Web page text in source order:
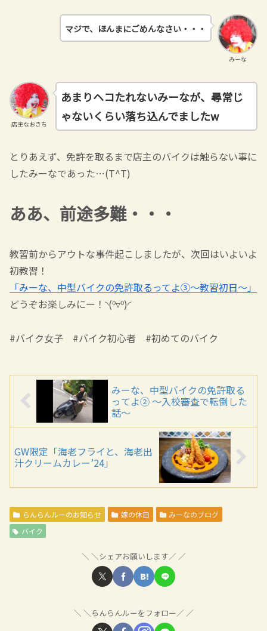
みーな
マジで、ほんまにごめんなさい・・・
店主なおきち
あまりヘコたれないみーなが、尋常じ
ゃないくらい落ち込んでましたw
とりあえず、免許を取るまで店主のバイクは触らない事に
したみーなであった…(T^T)
ああ、前途多難・・・
教習前からアウトな事件起こしましたが、次回はいよいよ
初教習！
「みーな、中型バイクの免許取るってよ③～教習初日～」
どうぞお楽しみにー！◝(⁰▿⁰)◜
#バイク女子 #バイク初心者 #初めてのバイク
みーな、中型バイクの免許取る
ってよ② ～入校審査で転倒した
話～
GW限定「海老フライと、海老出
汁クリームカレー’24」
らんらんルーのお知らせ 嫁の休日
みーなのブログ
バイク
＼シェアお願いします／
＼らんらんルーをフォロー／